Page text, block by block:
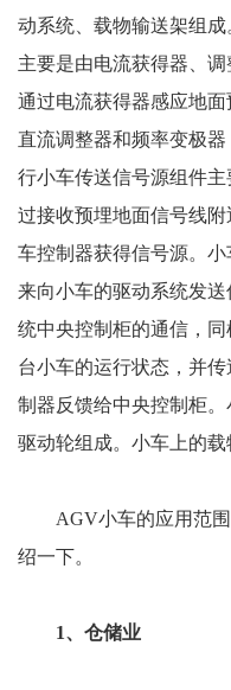
动系统、载物输送架组
主要是由电流获得器、
通过电流获得器感应地
直流调整器和频率变极
行小车传送信号源组件
过接收预埋地面信号线
车控制器获得信号源。
来向小车的驱动系统发
统中央控制柜的通信，
台小车的运行状态，并
制器反馈给中央控制柜
驱动轮组成。小车上的载
AGV小车的应用范
绍一下。
1、仓储业